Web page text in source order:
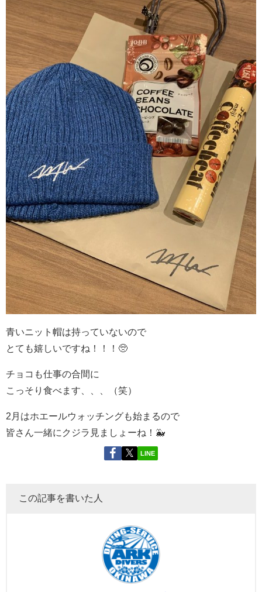
青いニット帽は持っていないので
とても嬉しいですね！！！🥺
チョコも仕事の合間に
こっそり食べます、、、（笑）
2月はホエールウォッチングも始まるので
皆さん一緒にクジラ見ましょーね！🐳
LINE
この記事を書いた人